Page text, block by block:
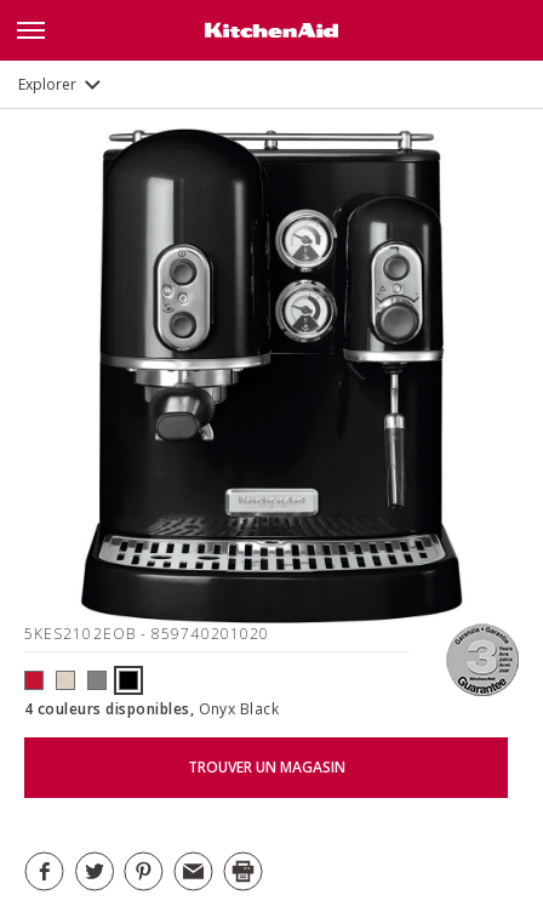
Explorer
5KES2102EOB - 859740201020
4 couleurs disponibles, Onyx Black
TROUVER UN MAGASIN